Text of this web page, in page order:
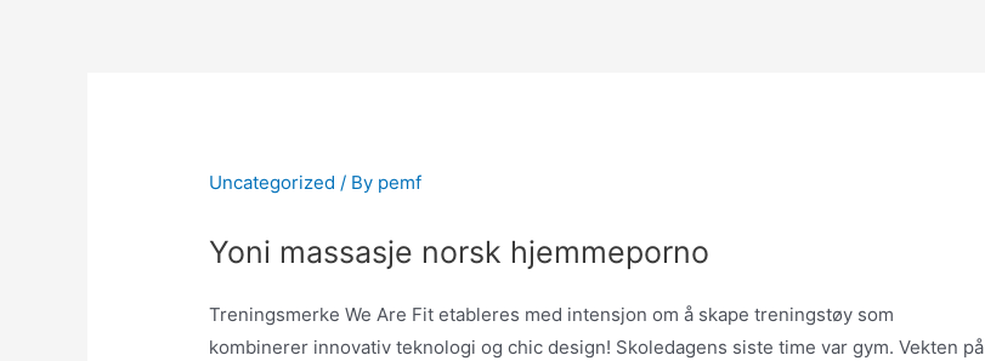
Uncategorized / By pemf
Yoni massasje norsk hjemmeporno
Treningsmerke We Are Fit etableres med intensjon om å skape treningstøy som
kombinerer innovativ teknologi og chic design! Skoledagens siste time var gym. Vekten på